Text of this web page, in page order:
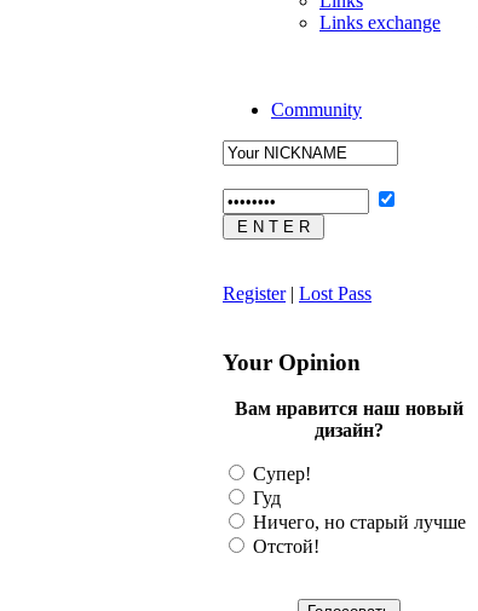
Links exchange
Community
Register| Lost Pass
Your Opinion
Вам нравится наш новый
дизайн?
Супер!
Гуд
Ничего, но старый лучше
Отстой!